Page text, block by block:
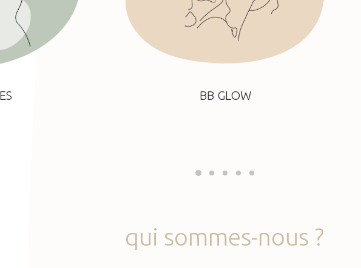
BB GLOW
qui sommes-nous ?